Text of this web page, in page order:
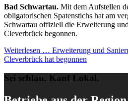
Bad Schwartau. Mit dem Aufstellen
obligatorischen Spatenstichs hat am
Schwartau offiziell die Erweiterung
Cleverbrück begonnen.
Weiterlesen … Erweiterung und
Cleverbrück hat begonnen
Sei schlau. Kauf Lokal.